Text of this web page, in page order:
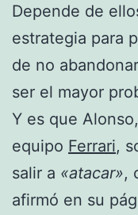
Depende de
estrategia para
de no
ser el mayor
Y es que
equipo Ferrari,
salir a «atacar»,
afirmó en su